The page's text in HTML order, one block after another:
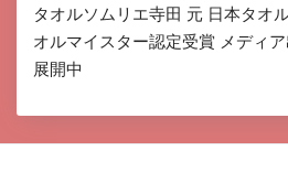
タオルソムリエ寺田 元 日本タオ
オルマイスター認定受賞 メディ
展開中